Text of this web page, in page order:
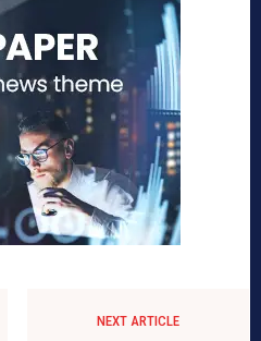
NEXT ARTICLE